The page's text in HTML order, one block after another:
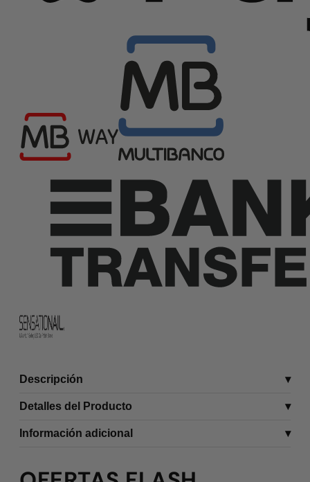
Descripción
Detalles del Producto
Información adicional